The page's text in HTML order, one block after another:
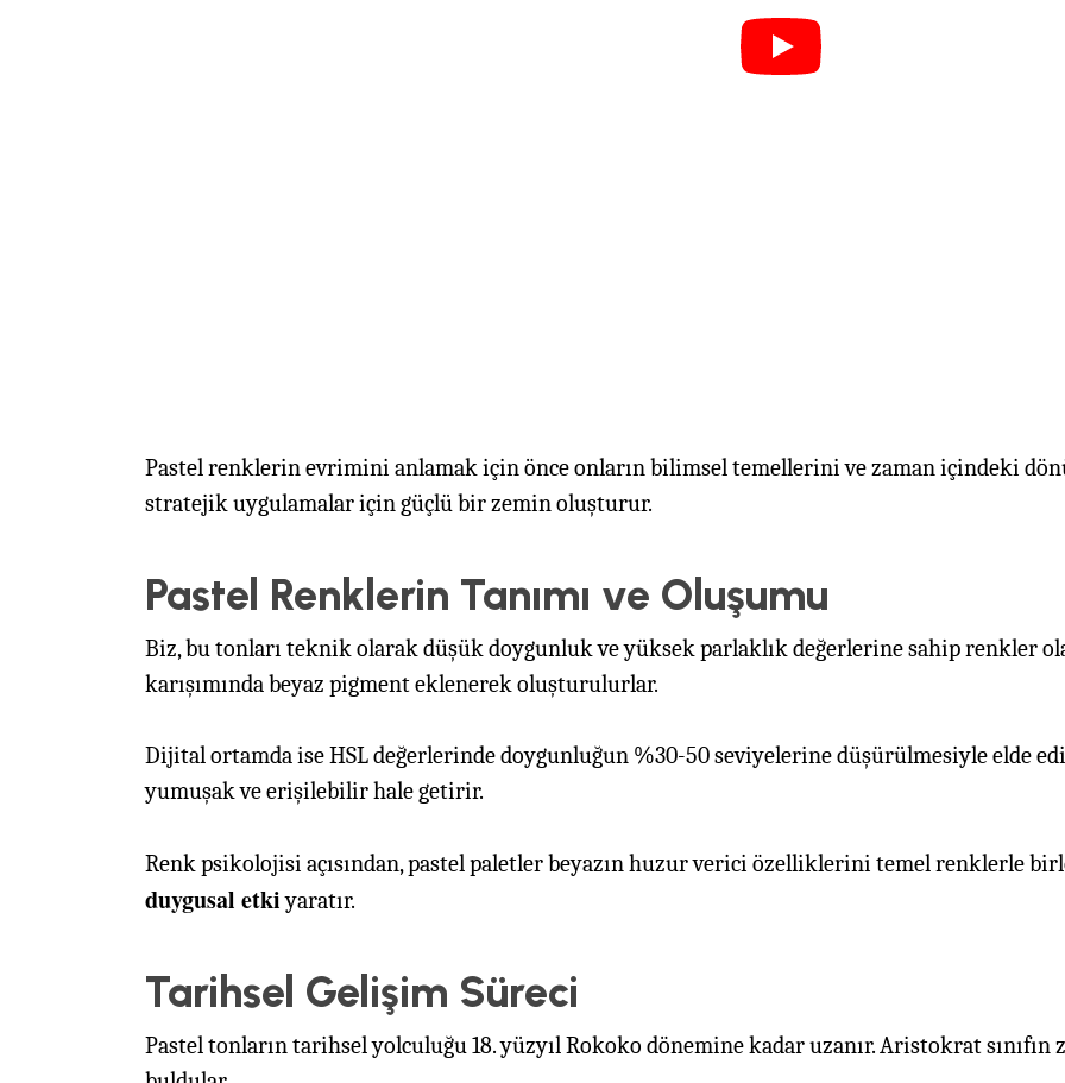
Pastel renklerin evrimini anlamak için önce onların bilimsel temellerini ve zaman içindeki
stratejik uygulamalar için güçlü bir zemin oluşturur.
Pastel Renklerin Tanımı ve Oluşumu
Biz, bu tonları teknik olarak düşük doygunluk ve yüksek parlaklık değerlerine sahip renkler
karışımında beyaz pigment eklenerek oluşturulurlar.
Dijital ortamda ise HSL değerlerinde doygunluğun %30-50 seviyelerine düşürülmesiyle elde
yumuşak ve erişilebilir hale getirir.
Renk psikolojisi açısından, pastel paletler beyazın huzur verici özelliklerini temel renklerle
duygusal etkiyaratır.
Tarihsel Gelişim Süreci
Pastel tonların tarihsel yolculuğu 18. yüzyıl Rokoko dönemine kadar uzanır. Aristokrat